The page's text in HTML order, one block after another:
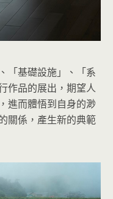
「基礎設施」、「系
作品的展出，期望人
進而體悟到自身的渺
關係，產生新的典範